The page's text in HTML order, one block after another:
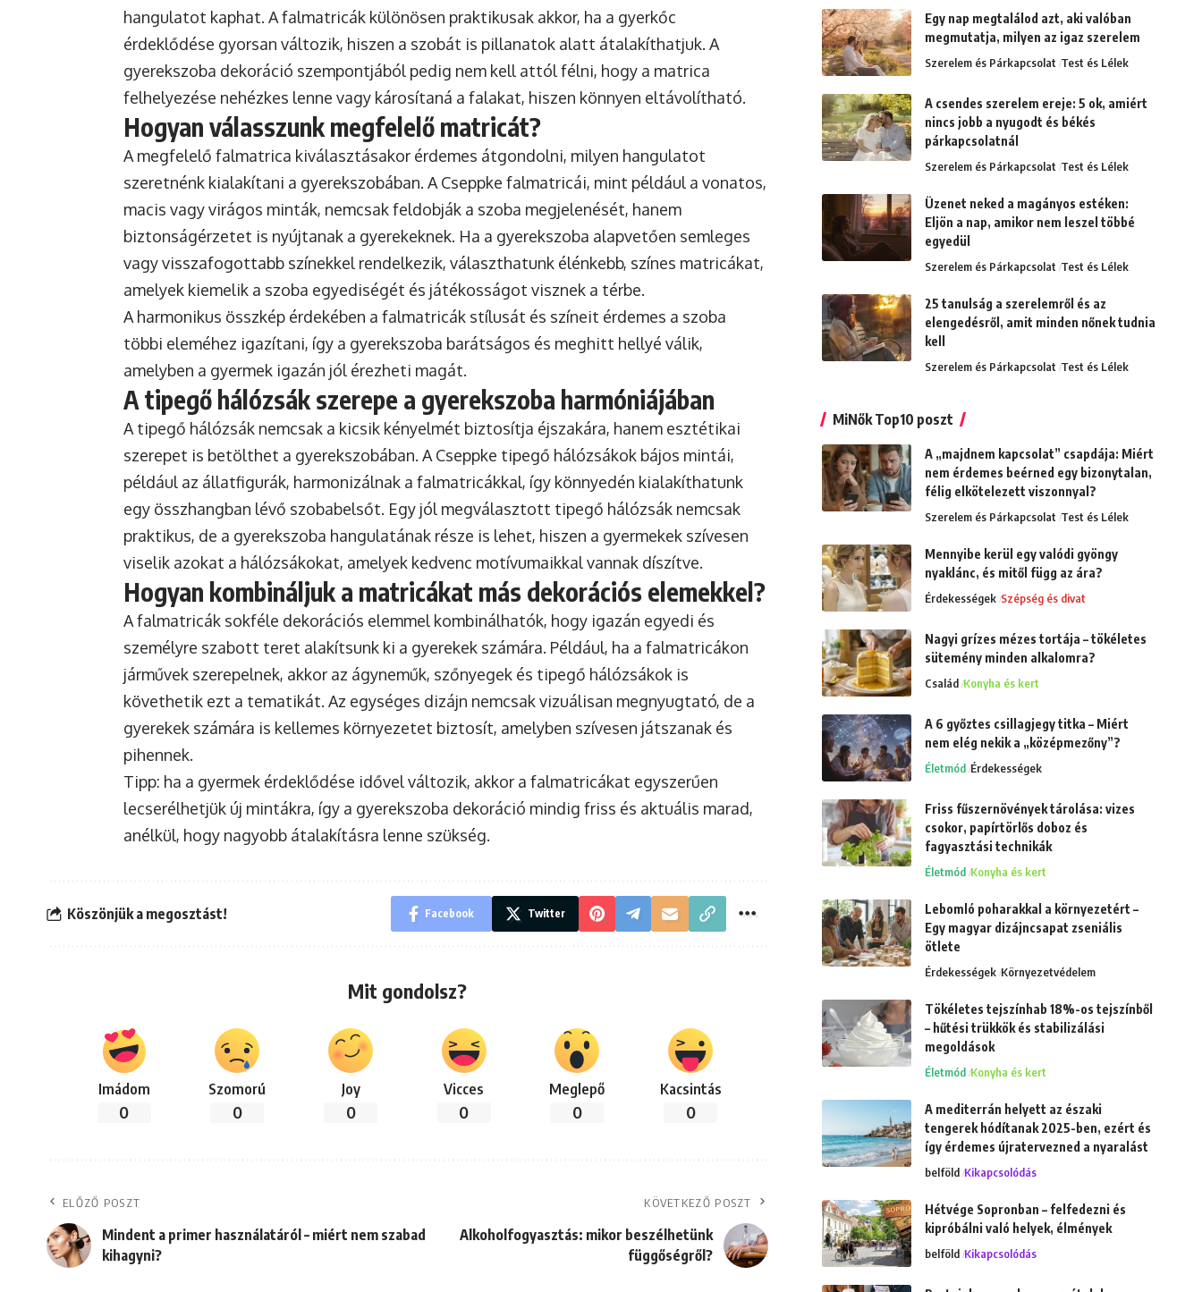
hangulatot kaphat. A falmatricák különösen praktikusak akkor, ha a gyerkőc
érdeklődése gyorsan változik, hiszen a szobát is pillanatok alatt átalakíthatjuk. A
gyerekszoba dekoráció szempontjából pedig nem kell attól félni, hogy a matrica
felhelyezése nehézkes lenne vagy károsítaná a falakat, hiszen könnyen eltávolítható.
Hogyan válasszunk megfelelő matricát?
A megfelelő falmatrica kiválasztásakor érdemes átgondolni, milyen hangulatot
szeretnénk kialakítani a gyerekszobában. A Cseppke falmatricái, mint például a vonatos,
macis vagy virágos minták, nemcsak feldobják a szoba megjelenését, hanem
biztonságérzetet is nyújtanak a gyerekeknek. Ha a gyerekszoba alapvetően semleges
vagy visszafogottabb színekkel rendelkezik, választhatunk élénkebb, színes matricákat,
amelyek kiemelik a szoba egyediségét és játékosságot visznek a térbe.
A harmonikus összkép érdekében a falmatricák stílusát és színeit érdemes a szoba
többi eleméhez igazítani, így a gyerekszoba barátságos és meghitt hellyé válik,
amelyben a gyermek igazán jól érezheti magát.
A tipegő hálózsák szerepe a gyerekszoba harmóniájában
A tipegő hálózsák nemcsak a kicsik kényelmét biztosítja éjszakára, hanem esztétikai
szerepet is betölthet a gyerekszobában. A Cseppke tipegő hálózsákok bájos mintái,
például az állatfigurák, harmonizálnak a falmatricákkal, így könnyedén kialakíthatunk
egy összhangban lévő szobabelsőt. Egy jól megválasztott tipegő hálózsák nemcsak
praktikus, de a gyerekszoba hangulatának része is lehet, hiszen a gyermekek szívesen
viselik azokat a hálózsákokat, amelyek kedvenc motívumaikkal vannak díszítve.
Hogyan kombináljuk a matricákat más dekorációs elemekkel?
A falmatricák sokféle dekorációs elemmel kombinálhatók, hogy igazán egyedi és
személyre szabott teret alakítsunk ki a gyerekek számára. Például, ha a falmatricákon
járművek szerepelnek, akkor az ágyneműk, szőnyegek és tipegő hálózsákok is
követhetik ezt a tematikát. Az egységes dizájn nemcsak vizuálisan megnyugtató, de a
gyerekek számára is kellemes környezetet biztosít, amelyben szívesen játszanak és
pihennek.
Tipp: ha a gyermek érdeklődése idővel változik, akkor a falmatricákat egyszerűen
lecserélhetjük új mintákra, így a gyerekszoba dekoráció mindig friss és aktuális marad,
anélkül, hogy nagyobb átalakításra lenne szükség.
Köszönjük a megosztást! Facebook Twitter
Mit gondolsz?
Imádom
0
Szomorú
0
Joy
0
Vicces
0
Meglepő
0
Kacsintás
0
ELŐZŐ POSZT
Mindent a primer használatáról – miért nem szabad
kihagyni?
KÖVETKEZŐ POSZT
Alkoholfogyasztás: mikor beszélhetünk
függőségről?
Egy nap megtalálod azt, aki valóban
megmutatja, milyen az igaz szerelem
Szerelem és Párkapcsolat Test és Lélek
A csendes szerelem ereje: 5 ok, amiért
nincs jobb a nyugodt és békés
párkapcsolatnál
Szerelem és Párkapcsolat Test és Lélek
Üzenet neked a magányos estéken:
Eljön a nap, amikor nem leszel többé
egyedül
Szerelem és Párkapcsolat Test és Lélek
25 tanulság a szerelemről és az
elengedésről, amit minden nőnek tudnia
kell
Szerelem és Párkapcsolat Test és Lélek
MiNők Top10 poszt
A „majdnem kapcsolat” csapdája: Miért
nem érdemes beérned egy bizonytalan,
félig elkötelezett viszonnyal?
Szerelem és Párkapcsolat Test és Lélek
Mennyibe kerül egy valódi gyöngy
nyaklánc, és mitől függ az ára?
Érdekességek Szépség és divat
Nagyi grízes mézes tortája – tökéletes
sütemény minden alkalomra?
Család Konyha és kert
A 6 győztes csillagjegy titka – Miért
nem elég nekik a „középmezőny”?
Életmód Érdekességek
Friss fűszernövények tárolása: vizes
csokor, papírtörlős doboz és
fagyasztási technikák
Életmód Konyha és kert
Lebomló poharakkal a környezetért –
Egy magyar dizájncsapat zseniális
ötlete
Érdekességek Környezetvédelem
Tökéletes tejszínhab 18%-os tejszínből
– hűtési trükkök és stabilizálási
megoldások
Életmód Konyha és kert
A mediterrán helyett az északi
tengerek hódítanak 2025-ben, ezért és
így érdemes újratervezned a nyaralást
belföld Kikapcsolódás
Hétvége Sopronban – felfedezni és
kipróbálni való helyek, élmények
belföld Kikapcsolódás